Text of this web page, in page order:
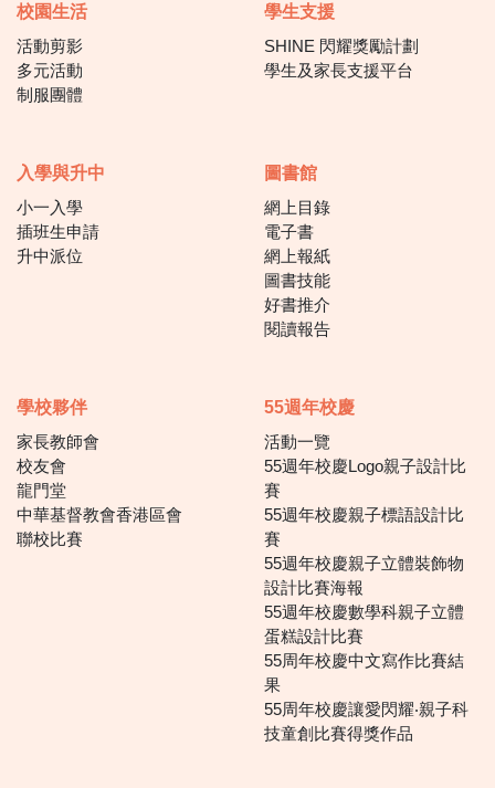
校園生活
活動剪影
多元活動
制服團體
學生支援
SHINE 閃耀獎勵計劃
學生及家長支援平台
入學與升中
小一入學
插班生申請
升中派位
圖書館
網上目錄
電子書
網上報紙
圖書技能
好書推介
閱讀報告
學校夥伴
家長教師會
校友會
龍門堂
中華基督教會香港區會
聯校比賽
55週年校慶
活動一覽
55週年校慶Logo親子設計比
賽
55週年校慶親子標語設計比
賽
55週年校慶親子立體裝飾物
設計比賽海報
55週年校慶數學科親子立體
蛋糕設計比賽
55周年校慶中文寫作比賽結
果
55周年校慶讓愛閃耀‧親子科
技童創比賽得獎作品